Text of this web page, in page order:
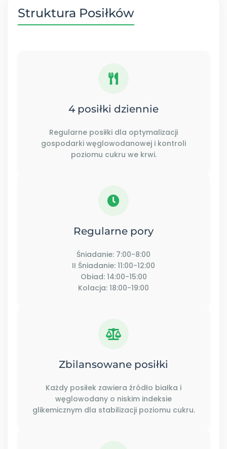
Struktura Posiłków
4 posiłki dziennie
Regularne posiłki dla optymalizacji
gospodarki węglowodanowej i kontroli
poziomu cukru we krwi.
Regularne pory
Śniadanie: 7:00-8:00
II Śniadanie: 11:00-12:00
Obiad: 14:00-15:00
Kolacja: 18:00-19:00
Zbilansowane posiłki
Każdy posiłek zawiera źródło białka i
węglowodany o niskim indeksie
glikemicznym dla stabilizacji poziomu cukru.